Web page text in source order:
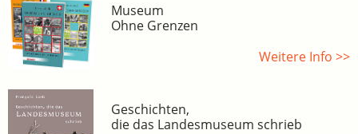
Museum
Ohne Grenzen
Weitere Info >>
Geschichten,
die das Landesmuseum schrieb